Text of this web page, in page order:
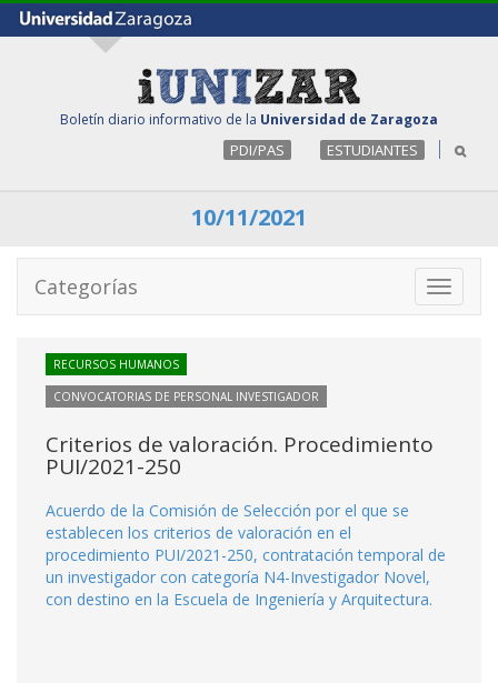
Boletín diario informativo de la Universidad de Zaragoza
PDI/PAS ESTUDIANTES
10/11/2021
Toggle
Categorías
RECURSOS HUMANOS
CONVOCATORIAS DE PERSONAL INVESTIGADOR
Criterios de valoración. Procedimiento
PUI/2021-250
Acuerdo de la Comisión de Selección por el que se
establecen los criterios de valoración en el
procedimiento PUI/2021-250, contratación temporal de
un investigador con categoría N4-Investigador Novel,
con destino en la Escuela de Ingeniería y Arquitectura.